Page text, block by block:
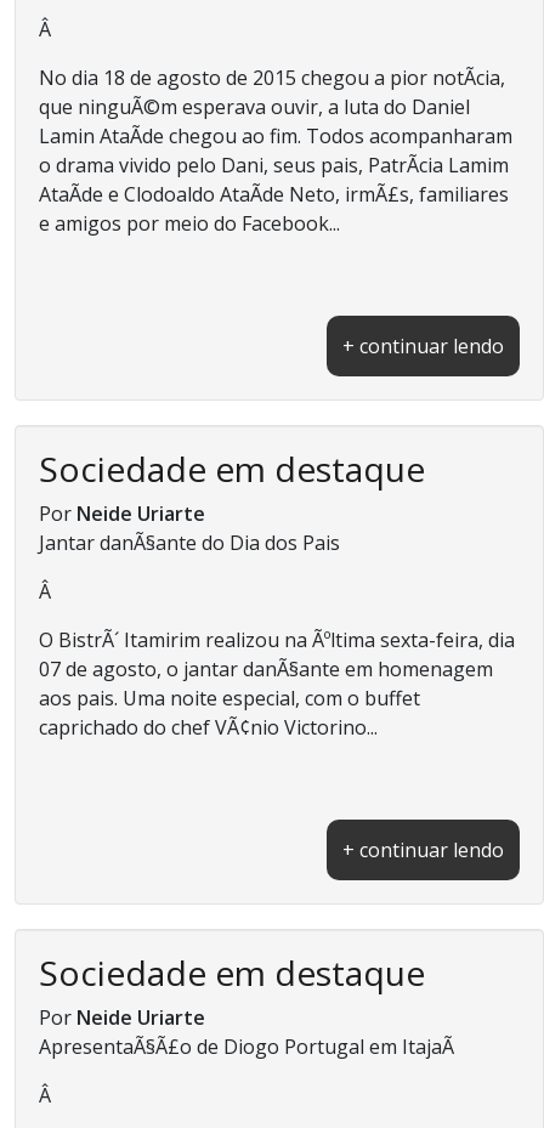
Â
No dia 18 de agosto de 2015 chegou a pior notÃ­cia,
que ninguÃ©m esperava ouvir, a luta do Daniel
Lamin AtaÃ­de chegou ao fim. Todos acompanharam
o drama vivido pelo Dani, seus pais, PatrÃ­cia Lamim
AtaÃ­de e Clodoaldo AtaÃ­de Neto, irmÃ£s, familiares
e amigos por meio do Facebook...
+ continuar lendo
Sociedade em destaque
Por Neide Uriarte
Jantar danÃ§ante do Dia dos Pais
Â
O BistrÃ´ Itamirim realizou na Ãºltima sexta-feira, dia
07 de agosto, o jantar danÃ§ante em homenagem
aos pais. Uma noite especial, com o buffet
caprichado do chef VÃ¢nio Victorino...
+ continuar lendo
Sociedade em destaque
Por Neide Uriarte
ApresentaÃ§Ã£o de Diogo Portugal em ItajaÃ­
Â